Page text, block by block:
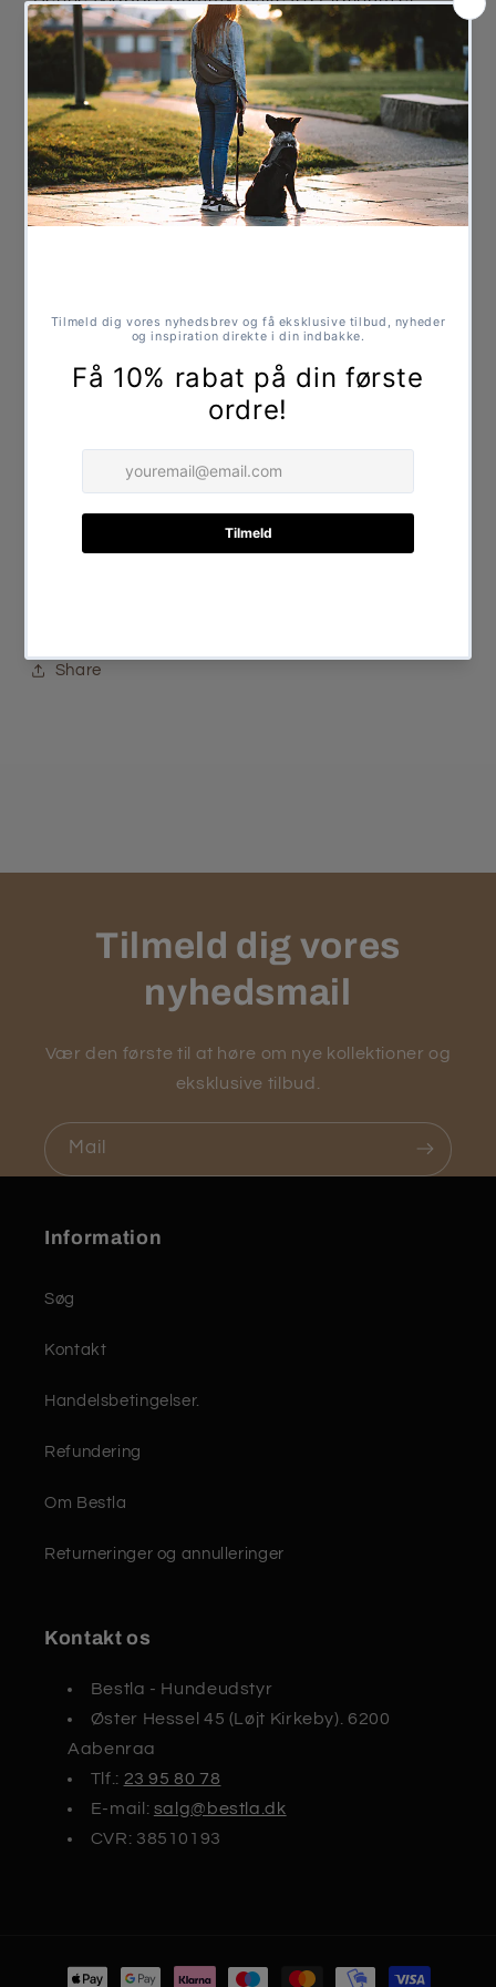
fremstillet af højkvalitets og slidstærkt materiale og
er ideel til apport træning, belønning og aktivering
af din hund.
Dummyen gør det muligt at belønne direkte fra
apporten, hvilket skaber ekstra motivation og fokus
under træningen. Den praktiske lynlås sikrer hurtig
åbning og nem adgang til godbidder eller foder.
Den kan også anvendes som praktisk
foderbeholder på korte ture eller weekendophold,
hvor der kun er behov for mindre mængder foder.
Produktinformation
Materiale:Slidstærkt kvalitetsmateriale
Maskinvask ved 30 °C
Share
Tilmeld dig vores
nyhedsmail
Vær den første til at høre om nye kollektioner og
eksklusive tilbud.
Mail
Information
Søg
Kontakt
Handelsbetingelser.
Refundering
Om Bestla
Returneringer og annulleringer
Kontakt os
Bestla - Hundeudstyr
Øster Hessel 45 (Løjt Kirkeby). 6200
Aabenraa
Tlf.: 23 95 80 78
E-mail: salg@bestla.dk
CVR: 38510193
Betalingsmetoder